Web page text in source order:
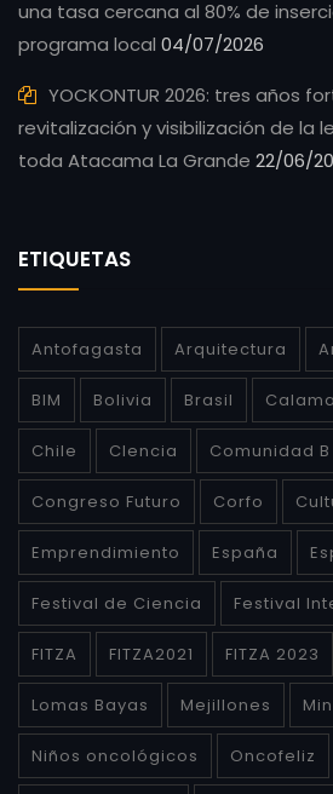
una tasa cercana al 80% de
programa local 04/07/2026
YOCKONTUR 2026: tres años
revitalización y visibilización de la
toda Atacama La Grande 22/06/
ETIQUETAS
Antofagasta Arquitectura
BIM Bolivia Brasil Calama
Chile CIencia Comunidad B
Congreso Futuro Corfo
Emprendimiento España
Festival de Ciencia Festival
FITZA FITZA2021 FITZA 2023
Lomas Bayas Mejillones
Niños oncológicos Oncofeliz